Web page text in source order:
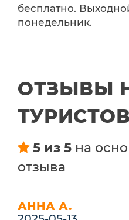
бесплатно.
понедельник.
ОТЗЫВЫ
ТУРИСТОВ
5 из 5 на
отзыва
АННА А.